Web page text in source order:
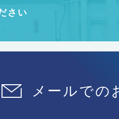
さい
メールでの